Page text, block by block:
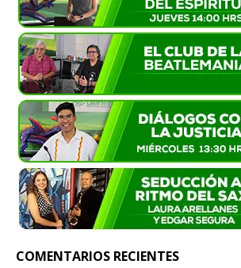
COMENTARIOS RECIENTES